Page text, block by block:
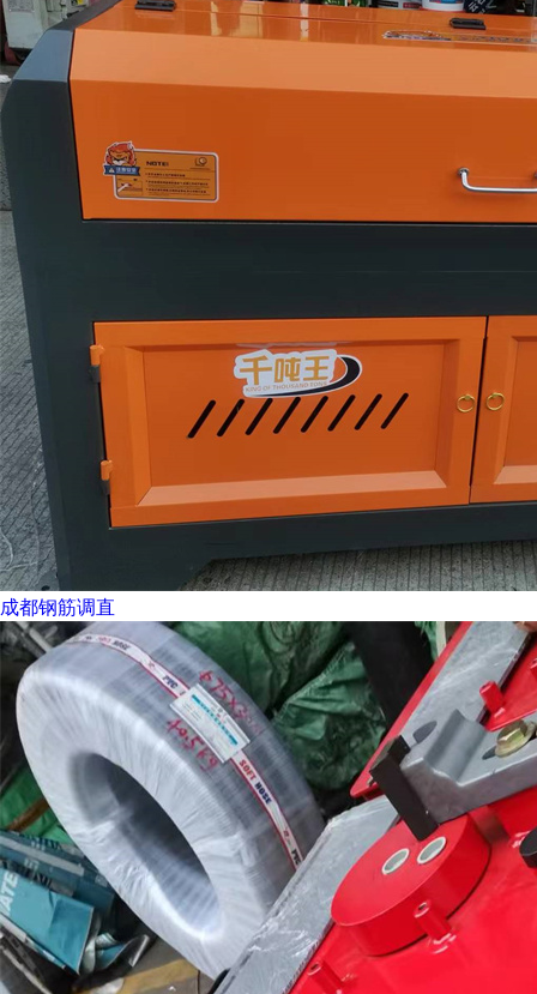
成都钢筋调直